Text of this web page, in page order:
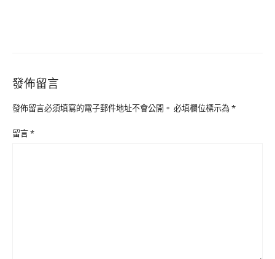
發佈留言
發佈留言必須填寫的電子郵件地址不會公開。 必填欄位標示為*
留言*